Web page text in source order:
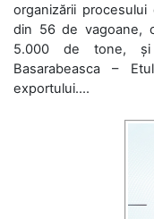
organizării
din 56 de vagoane,
5.000 de tone,
Basarabeasca –
exportului....